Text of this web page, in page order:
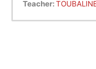
Teacher: